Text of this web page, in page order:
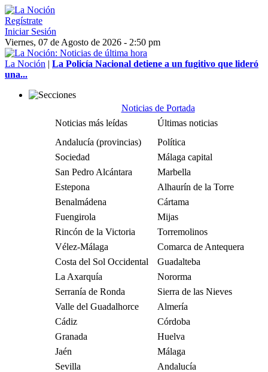
Regístrate
Iniciar Sesión
Viernes, 07 de Agosto de 2026 - 2:50 pm
La Noción | La Policía Nacional detiene a un fugitivo que lideró
una...
Noticias de Portada
Noticias más leídas
Últimas noticias
Andalucía (provincias)
Política
Sociedad
Málaga capital
San Pedro Alcántara
Marbella
Estepona
Alhaurín de la Torre
Benalmádena
Cártama
Fuengirola
Mijas
Rincón de la Victoria
Torremolinos
Vélez-Málaga
Comarca de Antequera
Costa del Sol Occidental
Guadalteba
La Axarquía
Nororma
Serranía de Ronda
Sierra de las Nieves
Valle del Guadalhorce
Almería
Cádiz
Córdoba
Granada
Huelva
Jaén
Málaga
Sevilla
Andalucía